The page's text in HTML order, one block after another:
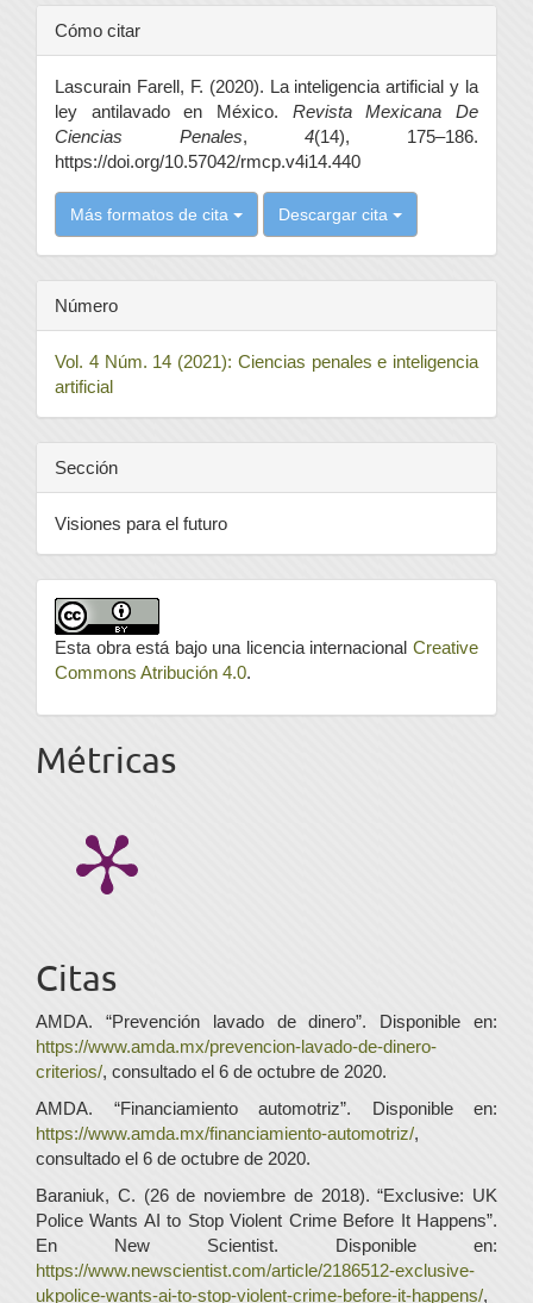
Detalles
del
artículo
Cómo citar
Lascurain Farell, F. (2020). La inteligencia artificial y la
ley antilavado en México. Revista Mexicana De
Ciencias Penales, 4(14), 175–186.
https://doi.org/10.57042/rmcp.v4i14.440
Más formatos de cita Descargar cita
Número
Vol. 4 Núm. 14 (2021): Ciencias penales e inteligencia
artificial
Sección
Visiones para el futuro
Esta obra está bajo una licencia internacional Creative
Commons Atribución 4.0.
Métricas
Citas
AMDA. “Prevención lavado de dinero”. Disponible en:
https://www.amda.mx/prevencion-lavado-de-dinero-
criterios/, consultado el 6 de octubre de 2020.
AMDA. “Financiamiento automotriz”. Disponible en:
https://www.amda.mx/financiamiento-automotriz/,
consultado el 6 de octubre de 2020.
Baraniuk, C. (26 de noviembre de 2018). “Exclusive: UK
Police Wants AI to Stop Violent Crime Before It Happens”.
En New Scientist. Disponible en:
https://www.newscientist.com/article/2186512-exclusive-
ukpolice-wants-ai-to-stop-violent-crime-before-it-happens/,